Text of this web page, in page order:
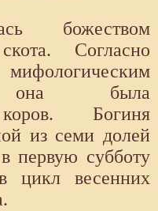
божеством
Согласно
она была
коров. Богиня
из семи долей
первую субботу
цикл весенних